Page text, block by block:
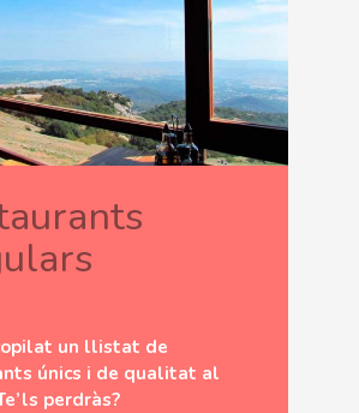
un llistat de
únics i de qualitat al
perdràs?